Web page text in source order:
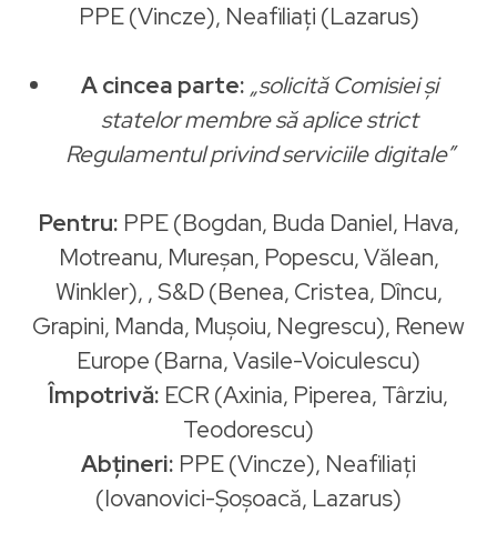
PPE (Vincze), Neafiliați (Lazarus)
A cincea parte: „solicită Comisiei și
statelor membre să aplice strict
Regulamentul privind serviciile digitale”
Pentru: PPE (Bogdan, Buda Daniel, Hava,
Motreanu, Mureşan, Popescu, Vălean,
Winkler), , S&D (Benea, Cristea, Dîncu,
Grapini, Manda, Muşoiu, Negrescu), Renew
Europe (Barna, Vasile-Voiculescu)
Împotrivă: ECR (Axinia, Piperea, Târziu,
Teodorescu)
Abțineri: PPE (Vincze), Neafiliați
(Iovanovici-Șoșoacă, Lazarus)